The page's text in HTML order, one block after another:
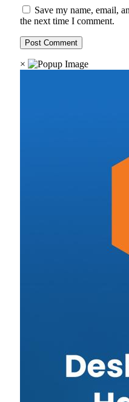
Save my name, email,
the next time I comment.
×